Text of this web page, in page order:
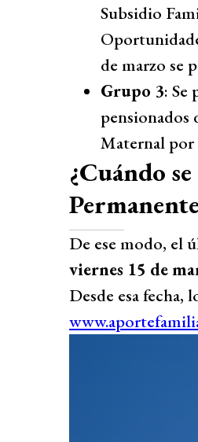
Subsidio
de marzo se
Grupo 3: Se
pensionados
Maternal por
¿Cuándo
De ese modo, el
viernes 15 de
Desde esa fecha,